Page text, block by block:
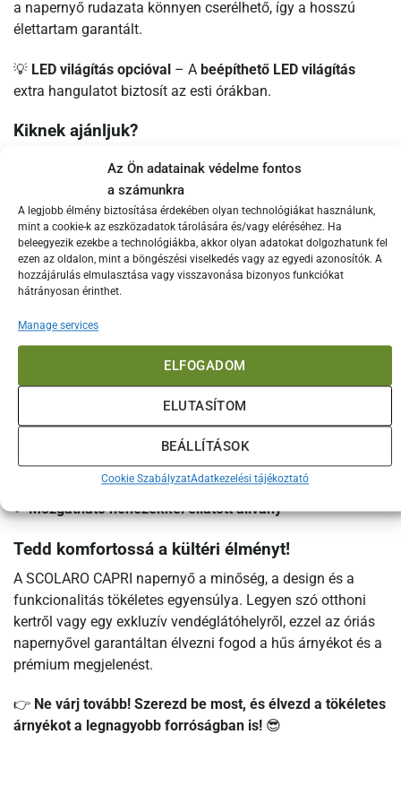
Az Ön adatainak védelme fontos
a számunkra
A legjobb élmény biztosítása érdekében olyan technológiákat használunk,
mint a cookie-k az eszközadatok tárolására és/vagy eléréséhez. Ha
beleegyezik ezekbe a technológiákba, akkor olyan adatokat dolgozhatunk fel
ezen az oldalon, mint a böngészési viselkedés vagy az egyedi azonosítók. A
hozzájárulás elmulasztása vagy visszavonása bizonyos funkciókat
hátrányosan érinthet.
Manage services
ELFOGADOM
ELUTASÍTOM
BEÁLLÍTÁSOK
Cookie SzabályzatAdatkezelési tájékoztató
a napernyő rudazata könnyen cserélhető, így a hosszú
élettartam garantált.
💡 LED világítás opcióval – A beépíthető LED világítás
extra hangulatot biztosít az esti órákban.
Kiknek ajánljuk?
Vendéglátóhelyeknek, éttermeknek, kávézóknak
Professzionális kialakítása miatt tökéletes teraszok
árnyékolására.
✔Nagy kertekkel rendelkező otthonokba– Ha szeretsz
kint üldögélni a nyári melegben, ez a napernyő igazi
felüdülést hoz.
✔Szállodáknak, medencés pihenőhelyekre
számára.
Extra kiegészítők és rögzítési lehetőségek
A SCOLARO CAPRI napernyő számos
kínál, hogy stabil és biztonságos legyen bármilyen
✔Fém kereszt alap(opcionális ballaszttal)
Talajhoz rögzíthető konzol
✔Mozgatható nehezékkel ellátott állvány
Tedd komfortossá a kültéri élményt!
A SCOLARO CAPRI napernyő a minőség, a design és a
funkcionalitás tökéletes egyensúlya. Legyen szó otthoni
kertről vagy egy exkluzív vendéglátóhelyről, ezzel az óriás
napernyővel garantáltan élvezni fogod a hűs árnyékot és a
prémium megjelenést.
👉 Ne várj tovább! Szerezd be most, és élvezd a tökéletes
árnyékot a legnagyobb forróságban is! 😎